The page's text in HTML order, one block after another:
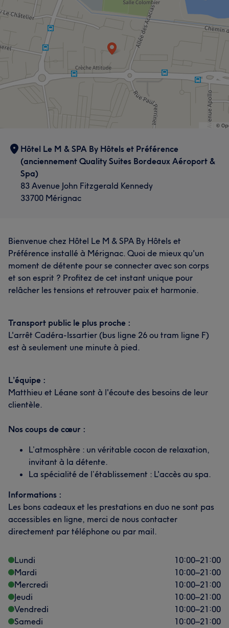
Hôtel Le M & SPA By Hôtels et Préférence
(anciennement Quality Suites Bordeaux Aéroport &
Spa)
83 Avenue John Fitzgerald Kennedy
33700 Mérignac
Bienvenue chez Hôtel Le M & SPA By Hôtels et
Préférence installé à Mérignac. Quoi de mieux qu'un
moment de détente pour se connecter avec son corps
et son esprit ? Profitez de cet instant unique pour
relâcher les tensions et retrouver paix et harmonie.
Transport public le plus proche :
L'arrêt Cadéra-Issartier (bus ligne 26 ou tram ligne F)
est à seulement une minute à pied.
L’équipe :
Matthieu et Léane sont à l'écoute des besoins de leur
clientèle.
Nos coups de cœur :
L’atmosphère : un véritable cocon de relaxation,
invitant à la détente.
La spécialité de l’établissement : L'accès au spa.
Informations :
Les bons cadeaux et les prestations en duo ne sont pas
accessibles en ligne, merci de nous contacter
directement par téléphone ou par mail.
Lundi 10:00–21:00
Mardi
10:00–21:00
Mercredi
10:00–21:00
Jeudi
10:00–21:00
Vendredi
10:00–21:00
Samedi
10:00–21:00